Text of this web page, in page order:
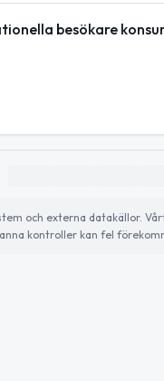
besökare
och externa datakällor.
kontroller kan fel